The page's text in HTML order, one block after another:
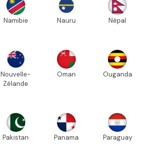
Namibie Nauru Népal
Nouvelle-
Zélande
Oman Ouganda
Pakistan Panama Paraguay